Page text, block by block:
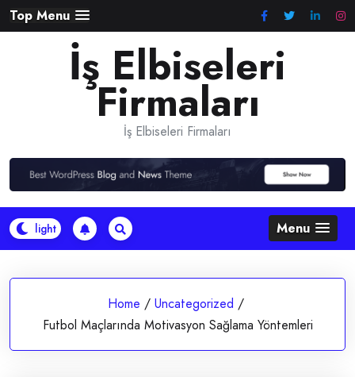
Skip
to
Top Menu
İş Elbiseleri
Firmaları
İş Elbiseleri Firmaları
Menu
Home / Uncategorized /
Futbol Maçlarında Motivasyon Sağlama Yöntemleri